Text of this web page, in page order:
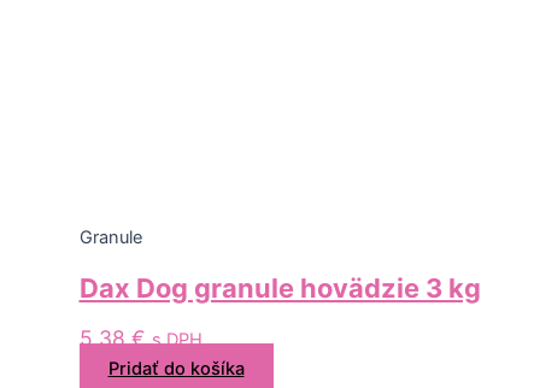
Granule
Dax Dog granule hovädzie 3 kg
5,38€ s DPH
Pridať do košíka